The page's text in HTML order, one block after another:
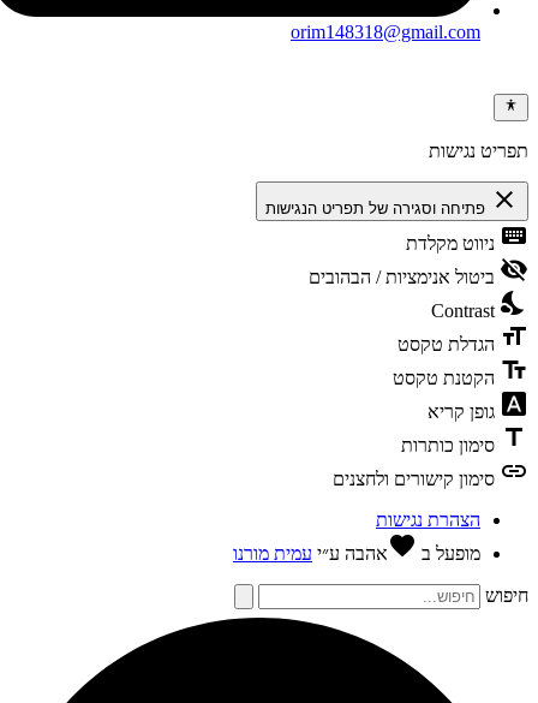
orim148318@gmail.com
תפריט נגישות
close פתיחה וסגירה של תפריט הנגישות
keyboard ניווט מקלדת
visibility_off ביטול אנימציות / הבהובים
nights_stay
Contrast
format_size הגדלת טקסט
text_fields הקטנת טקסט
font_download גופן קריא
title סימון כותרות
link סימון קישורים ולחצנים
הצהרת נגישות
מופעל בfavoriteאהבהע״יעמית מורנו
חיפוש